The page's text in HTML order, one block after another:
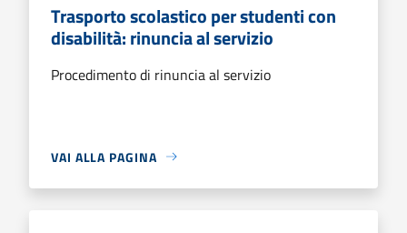
Trasporto scolastico per studenti con
disabilità: rinuncia al servizio
Procedimento di rinuncia al servizio
VAI ALLA PAGINA